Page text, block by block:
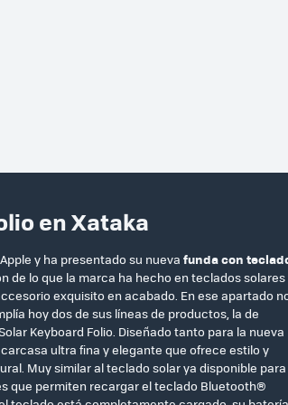
en Xataka
y ha presentado su nueva funda con
de lo que la marca ha hecho en teclados solares
exquisito en acabado. En ese apartado
hoy dos de sus líneas de productos, la de
Keyboard Folio. Diseñado tanto para la nueva
ultra fina y elegante que ofrece estilo y
Muy similar al teclado solar ya disponible para
que permiten recargar el teclado Bluetooth®